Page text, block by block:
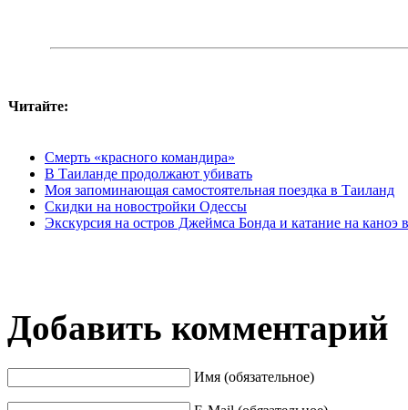
Читайте:
Смерть «красного командира»
В Таиланде продолжают убивать
Моя запоминающая самостоятельная поездка в Таиланд
Скидки на новостройки Одессы
Экскурсия на остров Джеймса Бонда и катание на каноэ
Добавить комментарий
Имя (обязательное)